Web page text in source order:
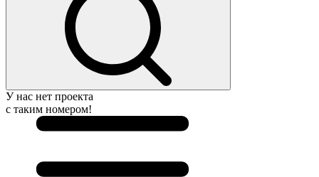
У нас нет проекта
с таким номером!